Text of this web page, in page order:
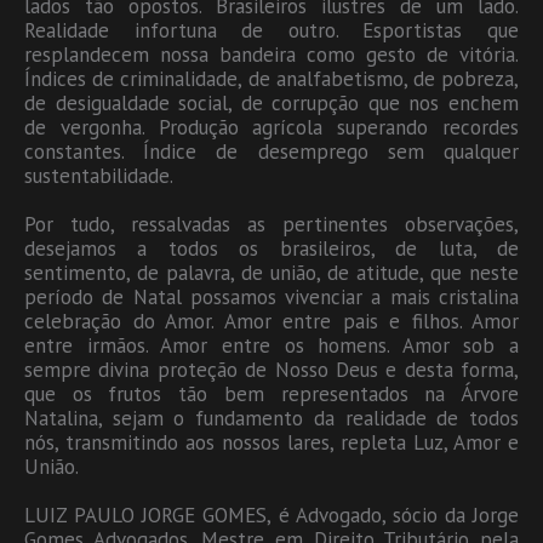
lados tão opostos. Brasileiros ilustres de um lado.
Realidade infortuna de outro. Esportistas que
resplandecem nossa bandeira como gesto de vitória.
Índices de criminalidade, de analfabetismo, de pobreza,
de desigualdade social, de corrupção que nos enchem
de vergonha. Produção agrícola superando recordes
constantes. Índice de desemprego sem qualquer
sustentabilidade.
Por tudo, ressalvadas as pertinentes observações,
desejamos a todos os brasileiros, de luta, de
sentimento, de palavra, de união, de atitude, que neste
período de Natal possamos vivenciar a mais cristalina
celebração do Amor. Amor entre pais e filhos. Amor
entre irmãos. Amor entre os homens. Amor sob a
sempre divina proteção de Nosso Deus e desta forma,
que os frutos tão bem representados na Árvore
Natalina, sejam o fundamento da realidade de todos
nós, transmitindo aos nossos lares, repleta Luz, Amor e
União.
LUIZ PAULO JORGE GOMES, é Advogado, sócio da Jorge